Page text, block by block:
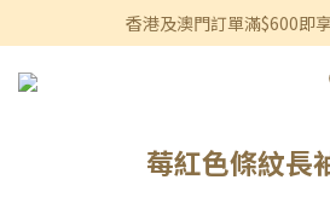
香港及澳門訂單滿$600即
香港及澳門訂單滿$600即
3個月內買滿$1,200可享永
莓紅色條紋長